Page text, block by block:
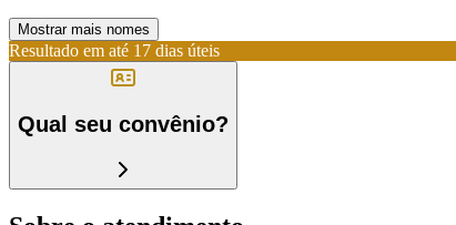
Mostrar mais nomes
Resultado em até 17 dias úteis
Qual seu convênio?